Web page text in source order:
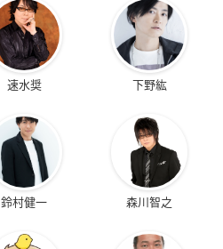
速水奨 下野紘
鈴村健一 森川智之